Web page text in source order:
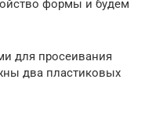
формы и будем
для просеивания
два пластиковых